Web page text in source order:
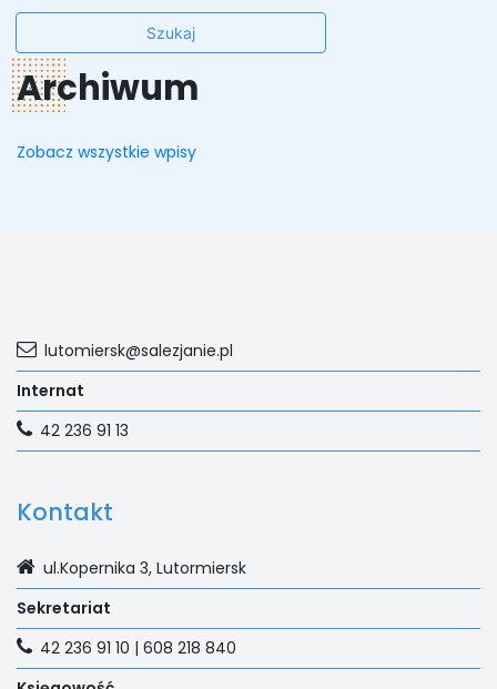
Archiwum
Zobacz wszystkie wpisy
Kontakt
ul.Kopernika 3, Lutormiersk
Sekretariat
42 236 91 10 | 608 218 840
lutomiersk@salezjanie.pl
Internat
42 236 91 13